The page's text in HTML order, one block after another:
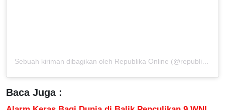
Sebuah kiriman dibagikan oleh Republika Online (@republikaonline)
Baca Juga :